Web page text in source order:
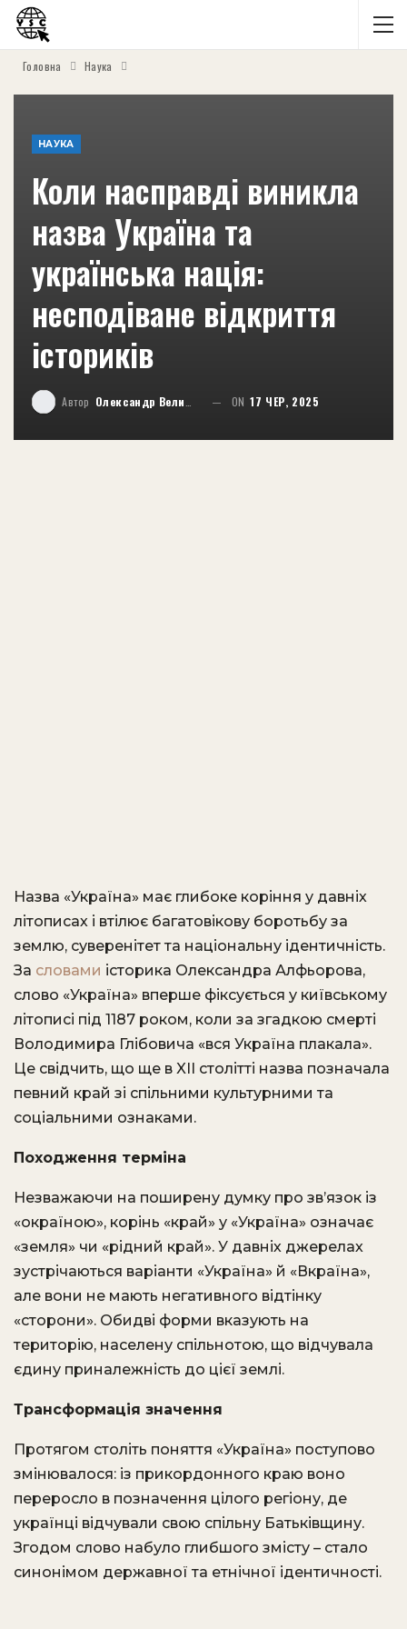
Головна Наука
НАУКА
Коли насправді виникла
назва Україна та
українська нація:
несподіване відкриття
істориків
Автор Олександр Великий ON 17 ЧЕР, 2025
Назва «Україна» має глибоке коріння у давніх
літописах і втілює багатовікову боротьбу за
землю, суверенітет та національну ідентичність.
За словами історика Олександра Алфьорова,
слово «Україна» вперше фіксується у київському
літописі під 1187 роком, коли за згадкою смерті
Володимира Глібовича «вся Україна плакала».
Це свідчить, що ще в XII столітті назва позначала
певний край зі спільними культурними та
соціальними ознаками.
Походження терміна
Незважаючи на поширену думку про зв’язок із
«окраїною», корінь «край» у «Україна» означає
«земля» чи «рідний край». У давніх джерелах
зустрічаються варіанти «Україна» й «Вкраїна»,
але вони не мають негативного відтінку
«сторони». Обидві форми вказують на
територію, населену спільнотою, що відчувала
єдину приналежність до цієї землі.
Трансформація значення
Протягом століть поняття «Україна» поступово
змінювалося: із прикордонного краю воно
переросло в позначення цілого регіону, де
українці відчували свою спільну Батьківщину.
Згодом слово набу­ло глибшого змісту – стало
синонімом державної та етнічної ідентичності.